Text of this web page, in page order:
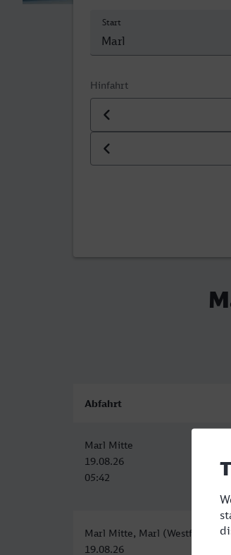
Start
Hinfahrt
Datum der Hinfahrt
Uhrzeit der Hinfahrt
Abfahrt
Marl Mitte
19.08.26
05:42
Marl Mitte, Marl (Westf)
19.08.26